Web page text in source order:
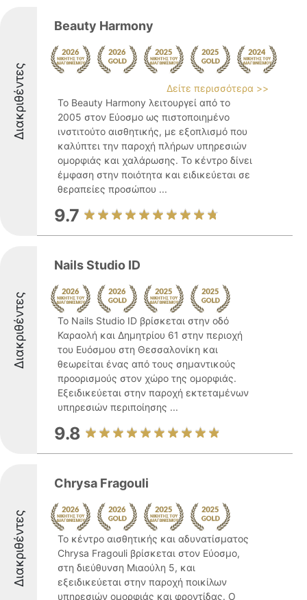
Διακριθέντες
Beauty Harmony
Δείτε περισσότερα >>
Το Beauty Harmony λειτουργεί από το
2005 στον Εύοσμο ως πιστοποιημένο
ινστιτούτο αισθητικής, με εξοπλισμό που
καλύπτει την παροχή πλήρων υπηρεσιών
ομορφιάς και χαλάρωσης. Το κέντρο δίνει
έμφαση στην ποιότητα και ειδικεύεται σε
θεραπείες προσώπου ...
9.7
Διακριθέντες
Nails Studio ID
Το Nails Studio ID βρίσκεται στην οδό
Καραολή και Δημητρίου 61 στην περιοχή
του Ευόσμου στη Θεσσαλονίκη και
θεωρείται ένας από τους σημαντικούς
προορισμούς στον χώρο της ομορφιάς.
Εξειδικεύεται στην παροχή εκτεταμένων
υπηρεσιών περιποίησης ...
9.8
Διακριθέντες
Chrysa Fragouli
Το κέντρο αισθητικής και αδυνατίσματος
Chrysa Fragouli βρίσκεται στον Εύοσμο,
στη διεύθυνση Μιαούλη 5, και
εξειδικεύεται στην παροχή ποικίλων
υπηρεσιών ομορφιάς και φροντίδας. Ο